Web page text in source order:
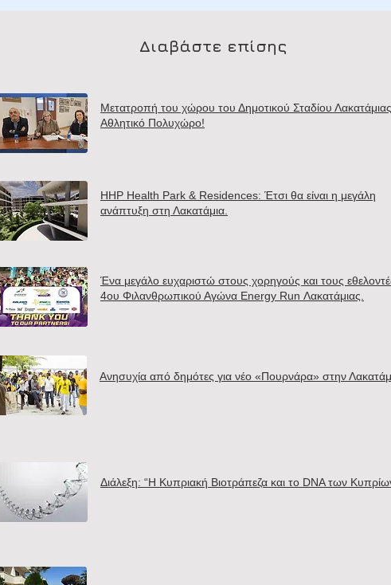
Διαβάστε επίσης
Μετατροπή του χώρου του Δημοτικού Σταδίου
Αθλητικό Πολυχώρο!
HHP Health Park & Residences: Έτσι θα είναι η μεγάλη
ανάπτυξη στη Λακατάμια.
Ένα μεγάλο ευχαριστώ στους χορηγούς και τους
4ου Φιλανθρωπικού Αγώνα Energy Run Λακατάμιας.
Ανησυχία από δημότες για νέο «Πουρνάρα» στην
Διάλεξη: “Η Κυπριακή Βιοτράπεζα και το DNA των